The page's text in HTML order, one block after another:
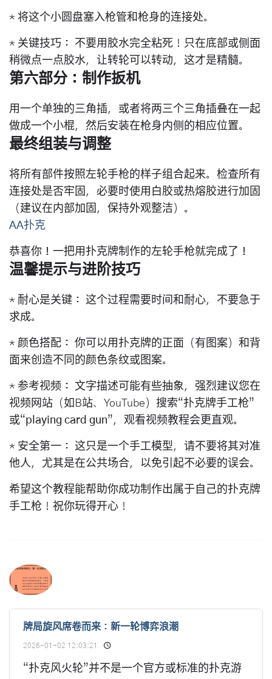
* 将这个小圆盘塞入枪管和枪身的连接处。
* 关键技巧：
不要用胶水完全粘死！只在底部或侧面
稍微点一点胶水，让转轮可以转动，这才是精髓。
第六部分：制作扳机
用一个单独的三角插，或者将两三个三角插叠在一起
做成一个小棍，然后安装在枪身内侧的相应位置。
最终组装与调整
将所有部件按照左轮手枪的样子组合起来。检查所有
连接处是否牢固，必要时使用 白胶或热熔胶进行加固
（建议在内部加固，保持外观整洁）。
AA扑克
恭喜你！一把用扑克牌制作的左轮手枪就完成了！
温馨提示与进阶技巧
* 耐心是关键：
这个过程需要时间和耐心，不要急于
求成。
* 颜色搭配：
你可以用扑克牌的正面（有图案）和背
面来创造不同的颜色条纹或图案。
* 参考视频：
文字描述可能有些抽象，强烈建议您在
视频网站（如B站、YouTube）搜索“扑克牌手工枪”
或“playing card gun”，观看视频教程会更直观。
* 安全第一：
这只是一个手工模型，请不要将其对准
他人，尤其是在公共场合，以免引起不必要的误会。
希望这个教程能帮助你成功制作出属于自己的扑克牌
手工枪！祝你玩得开心！
牌局旋风席卷而来：新一轮博弈浪潮
2026-01-02 12:03:21
“扑克风火轮”并不是一个官方或标准的扑克游